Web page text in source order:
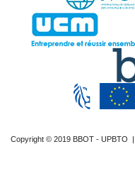
Copyright © 2019 BBOT - UPBTO |